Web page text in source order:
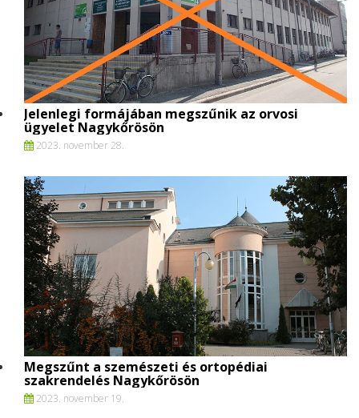
Jelenlegi formájában megszűnik az orvosi
ügyelet Nagykőrösön
2023. november 28.
Megszűnt a szemészeti és ortopédiai
szakrendelés Nagykőrösön
2023. november 19.